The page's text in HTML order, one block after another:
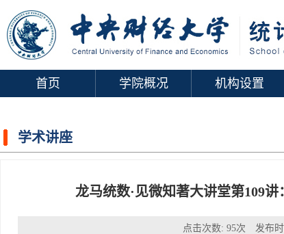
首页 学院概况 机构设置
学术讲座
龙马统数·见微知著大讲堂第109
点击次数: 95次 发布时